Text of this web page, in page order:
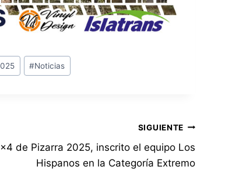
#Noticias
SIGUIENTE
de Pizarra 2025, inscrito el equipo Los
Hispanos en la Categoría Extremo